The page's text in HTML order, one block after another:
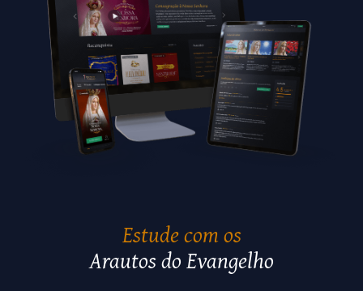
Estude com os
Arautos do Evangelho